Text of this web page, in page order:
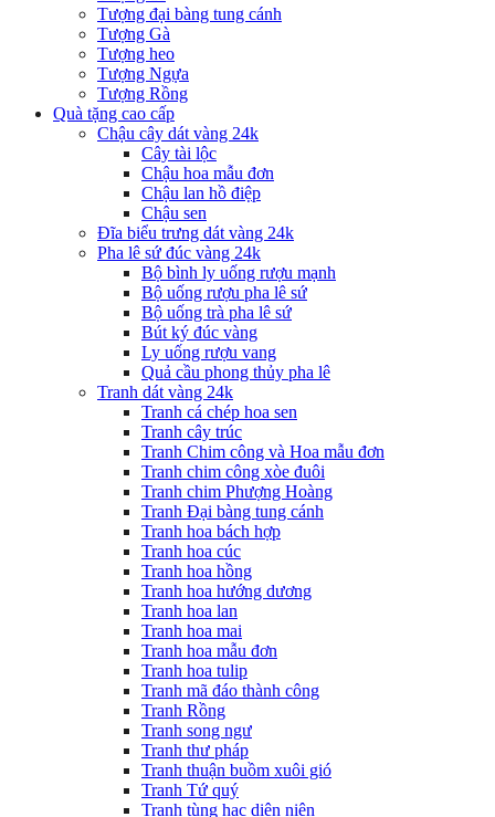
Tượng đại bàng tung cánh
Tượng Gà
Tượng heo
Tượng Ngựa
Tượng Rồng
Quà tặng cao cấp
Chậu cây dát vàng 24k
Cây tài lộc
Chậu hoa mẫu đơn
Chậu lan hồ điệp
Chậu sen
Đĩa biểu trưng dát vàng 24k
Pha lê sứ đúc vàng 24k
Bộ bình ly uống rượu mạnh
Bộ uống rượu pha lê sứ
Bộ uống trà pha lê sứ
Bút ký đúc vàng
Ly uống rượu vang
Quả cầu phong thủy pha lê
Tranh dát vàng 24k
Tranh cá chép hoa sen
Tranh cây trúc
Tranh Chim công và Hoa mẫu đơn
Tranh chim công xòe đuôi
Tranh chim Phượng Hoàng
Tranh Đại bàng tung cánh
Tranh hoa bách hợp
Tranh hoa cúc
Tranh hoa hồng
Tranh hoa hướng dương
Tranh hoa lan
Tranh hoa mai
Tranh hoa mẫu đơn
Tranh hoa tulip
Tranh mã đáo thành công
Tranh Rồng
Tranh song ngư
Tranh thư pháp
Tranh thuận buồm xuôi gió
Tranh Tứ quý
Tranh tùng hạc diên niên